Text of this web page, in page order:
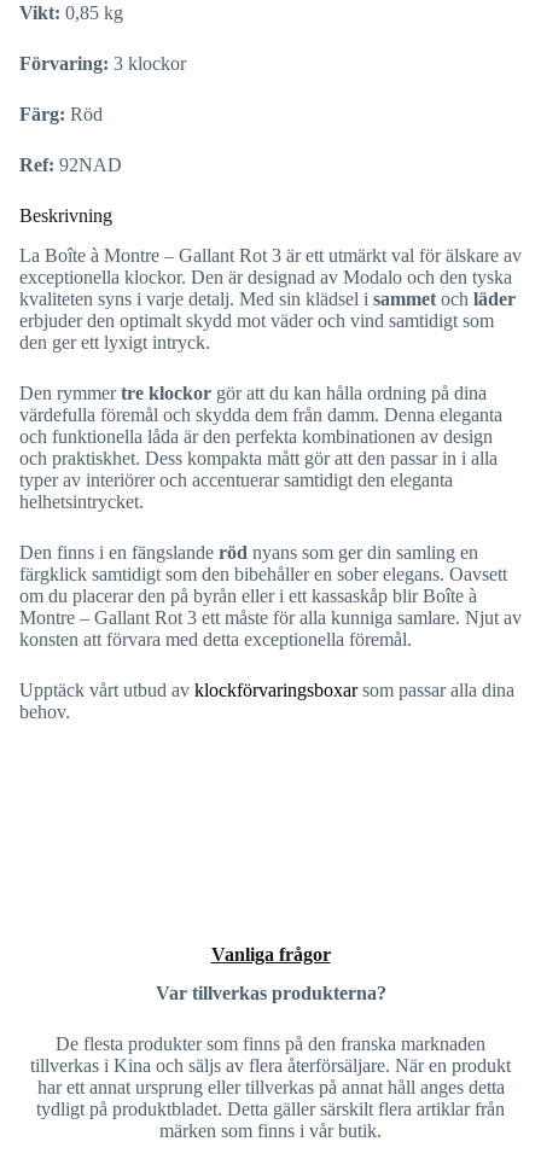
Vikt: 0,85 kg
Förvaring: 3 klockor
Färg: Röd
Ref: 92NAD
Beskrivning
La Boîte à Montre – Gallant Rot 3 är ett utmärkt val för älskare av
exceptionella klockor. Den är designad av Modalo och den tyska
kvaliteten syns i varje detalj. Med sin klädsel i sammet och läder
erbjuder den optimalt skydd mot väder och vind samtidigt som
den ger ett lyxigt intryck.
Den rymmertre klockor gör att du kan hålla ordning på dina
värdefulla föremål och skydda dem från damm. Denna eleganta
och funktionella låda är den perfekta kombinationen av design
och praktiskhet. Dess kompakta mått gör att den passar in i alla
typer av interiörer och accentuerar samtidigt den eleganta
helhetsintrycket.
Den finns i en fängslande röd nyans som ger din samling en
färgklick samtidigt som den bibehåller en sober elegans. Oavsett
om du placerar den på byrån eller i ett kassaskåp blir Boîte à
Montre – Gallant Rot 3 ett måste för alla kunniga samlare. Njut av
konsten att förvara med detta exceptionella föremål.
Upptäck vårt utbud av klockförvaringsboxarsom passar alla dina
behov.
Vanliga frågor
Var tillverkas produkterna?
De flesta produkter som finns på den franska marknaden
tillverkas i Kina och säljs av flera återförsäljare. När en produkt
har ett annat ursprung eller tillverkas på annat håll anges detta
tydligt på produktbladet. Detta gäller särskilt flera artiklar från
märken som finns i vår butik.